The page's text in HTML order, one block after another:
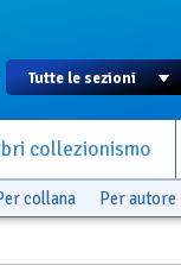
collezionismo
collana Per autore